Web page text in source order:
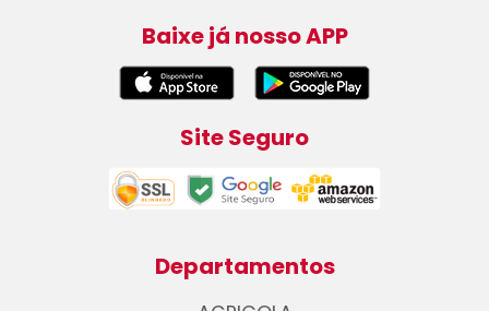
Baixe já nosso APP
Site Seguro
Departamentos